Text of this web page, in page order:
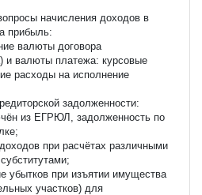
начисления доходов в
прибыль:
валюты договора
и валюты платежа: курсовые
расходы на исполнение
задолженности:
из ЕГРЮЛ, задолженность по
при расчётах различными
убытков при изъятии имущества
участков) для